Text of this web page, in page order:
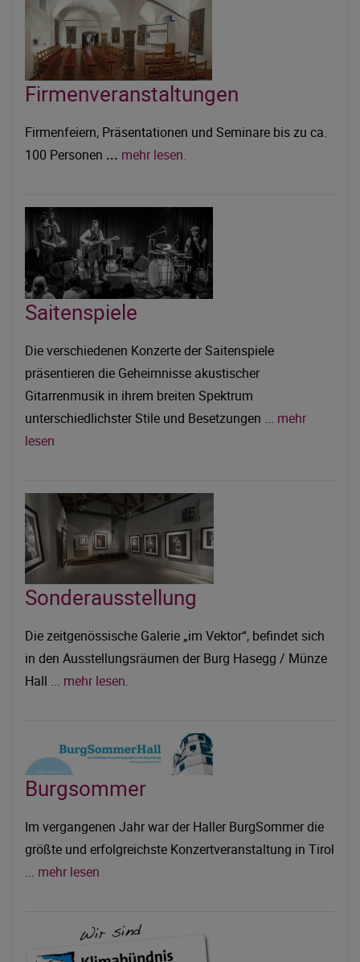
Firmenveranstaltungen
Firmenfeiern, Präsentationen und Seminare bis zu ca.
100 Personen ... mehr lesen.
Saitenspiele
Die verschiedenen Konzerte der Saitenspiele
präsentieren die Geheimnisse akustischer
Gitarrenmusik in ihrem breiten Spektrum
unterschiedlichster Stile und Besetzungen ... mehr
lesen
Sonderausstellung
Die zeitgenössische Galerie „im Vektor“, befindet sich
in den Ausstellungsräumen der Burg Hasegg / Münze
Hall ... mehr lesen.
Burgsommer
Im vergangenen Jahr war der Haller BurgSommer die
größte und erfolgreichste Konzertveranstaltung in Tirol
... mehr lesen